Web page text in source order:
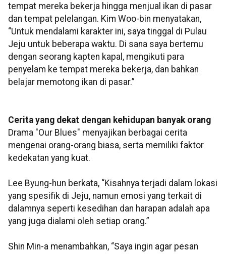
tempat mereka bekerja hingga menjual ikan di pasar
dan tempat pelelangan. Kim Woo-bin menyatakan,
“Untuk mendalami karakter ini, saya tinggal di Pulau
Jeju untuk beberapa waktu. Di sana saya bertemu
dengan seorang kapten kapal, mengikuti para
penyelam ke tempat mereka bekerja, dan bahkan
belajar memotong ikan di pasar.”
Cerita yang dekat dengan kehidupan banyak orang
Drama "Our Blues" menyajikan berbagai cerita
mengenai orang-orang biasa, serta memiliki faktor
kedekatan yang kuat.
Lee Byung-hun berkata, “Kisahnya terjadi dalam lokasi
yang spesifik di Jeju, namun emosi yang terkait di
dalamnya seperti kesedihan dan harapan adalah apa
yang juga dialami oleh setiap orang.”
Shin Min-a menambahkan, “Saya ingin agar pesan